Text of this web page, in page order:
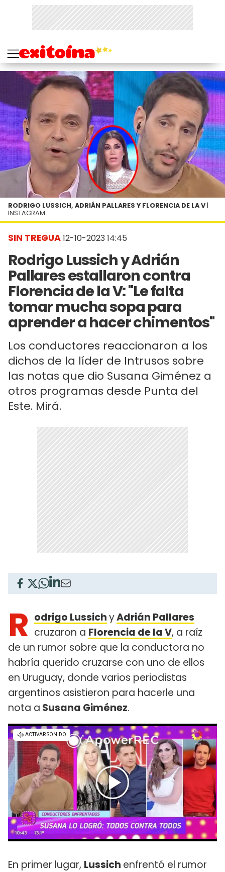
SIN TREGUA12-10-2023 14:45
Rodrigo Lussich y Adrián
Pallares estallaron contra
Florencia de la V: "Le falta
tomar mucha sopa para
aprender a hacer chimentos"
Los conductores reaccionaron a los
dichos de la líder de Intrusos sobre
las notas que dio Susana Giménez a
otros programas desde Punta del
Este. Mirá.
RODRIGO LUSSICH, ADRIÁN PALLARES Y FLORENCIA DE LA V |
INSTAGRAM
R odrigo LussichyAdrián Pallares
cruzaron a Florencia de la V, a raíz
de un rumor sobre que la conductora no
habría querido cruzarse con uno de ellos
en Uruguay, donde varios periodistas
argentinos asistieron para hacerle una
nota a Susana Giménez.
En primer lugar, Lussich enfrentó el rumor